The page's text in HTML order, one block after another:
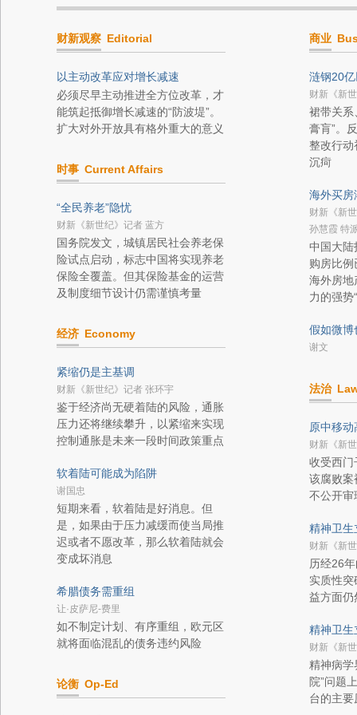
财新观察 Editorial
以主动改革应对增长减速
必须尽早主动推进全方位改革，才
能筑起抵御增长减速的“防波堤”。
扩大对外开放具有格外重大的意义
时事 Current Affairs
“全民养老”隐忧
财新《新世纪》记者 蓝方
国务院发文，城镇居民社会养老保
险试点启动，标志中国将实现养老
保险全覆盖。但其保险基金的运营
及制度细节设计仍需谨慎考量
经济 Economy
紧缩仍是主基调
财新《新世纪》记者 张环宇
鉴于经济尚无硬着陆的风险，通胀
压力还将继续攀升，以紧缩来实现
控制通胀是未来一段时间政策重点
软着陆可能成为陷阱
谢国忠
短期来看，软着陆是好消息。但
是，如果由于压力减缓而使当局推
迟或者不愿改革，那么软着陆就会
变成坏消息
希腊债务需重组
让·皮萨尼-费里
如不制定计划、有序重组，欧元区
就将面临混乱的债务违约风险
论衡 Op-Ed
商业
涟钢20
财新《新
裙带关系
膏肓”。
整改行动
沉疴
海外买房
财新《新
孙慧霞 特
中国大陆
购房比
海外房地
力的强势
假如微博
谢文
法治
原中移
财新《新
收受西门
该腐败案
不公开审
精神卫生
财新《新
历经26
实质性
益方面仍
精神卫生
财新《新
精神病学
院”问题
台的主要